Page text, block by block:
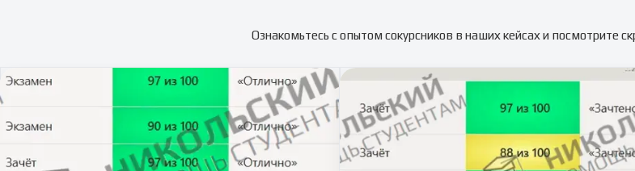
Ознакомьтесь с опытом сокурсников в наших кейсах и посмотрите